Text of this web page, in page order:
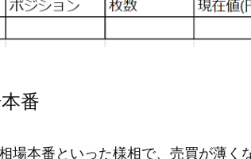
番
場本番といった様相で、売買が薄く